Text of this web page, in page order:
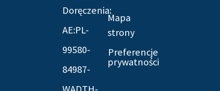
Doręczenia:
AE:PL-
99580-
84987-
Mapa
strony
Preferencje
prywatności